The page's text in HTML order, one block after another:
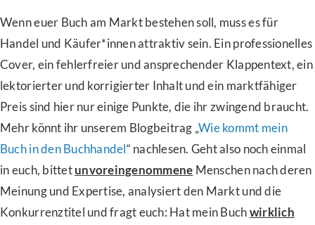
Wenn euer Buch am Markt bestehen soll, muss es für
Handel und Käufer*innen attraktiv sein. Ein professionelles
Cover, ein fehlerfreier und ansprechender Klappentext, ein
lektorierter und korrigierter Inhalt und ein marktfähiger
Preis sind hier nur einige Punkte, die ihr zwingend braucht.
Mehr könnt ihr unserem Blogbeitrag „Wie kommt mein
Buch in den Buchhandel“ nachlesen. Geht also noch einmal
in euch, bittetunvoreingenommene Menschen nach deren
Meinung und Expertise, analysiert den Markt und die
Konkurrenztitel und fragt euch: Hat mein Buchwirklich